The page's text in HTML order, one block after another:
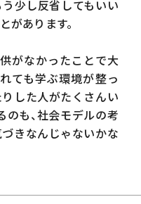
少し反省してもいい
があります。
がなかったことで大
ても学ぶ環境が整っ
した人がたくさんい
のも、社会モデルの考
きなんじゃないかな